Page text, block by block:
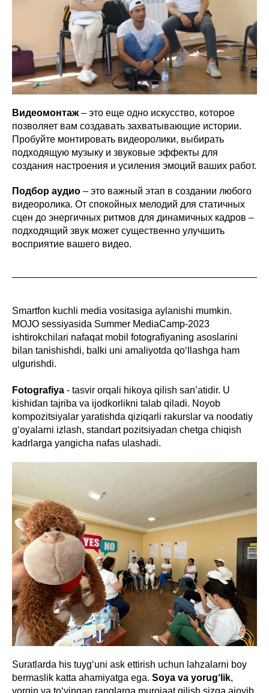
Видеомонтаж– это еще одно искусство, которое
позволяет вам создавать захватывающие истории.
Пробуйте монтировать видеоролики, выбирать
подходящую музыку и звуковые эффекты для
создания настроения и усиления эмоций ваших работ.
Подбор аудио – это важный этап в создании любого
видеоролика. От спокойных мелодий для статичных
сцен до энергичных ритмов для динамичных кадров –
подходящий звук может существенно улучшить
восприятие вашего видео.
Smartfon kuchli media vositasiga aylanishi mumkin.
MOJO sessiyasida Summer MediaCamp-2023
ishtirokchilari nafaqat mobil fotografiyaning asoslarini
bilan tanishishdi, balki uni amaliyotda qo‘llashga ham
ulgurishdi.
Fotografiya - tasvir orqali hikoya qilish san’atidir. U
kishidan tajriba va ijodkorlikni talab qiladi. Noyob
kompozitsiyalar yaratishda qiziqarli rakurslar va noodatiy
g‘oyalarni izlash, standart pozitsiyadan chetga chiqish
kadrlarga yangicha nafas ulashadi.
Suratlarda his tuyg‘uni ask ettirish uchun lahzalarni boy
bermaslik katta ahamiyatga ega. Soya va yorug‘lik,
yorqin va to‘yingan ranglarga murojaat qilish sizga ajoyib